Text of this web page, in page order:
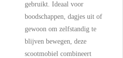
gebruikt. Ideaal voor
boodschappen, dagjes uit of
gewoon om zelfstandig te
blijven bewegen, deze
scootmobiel combineert